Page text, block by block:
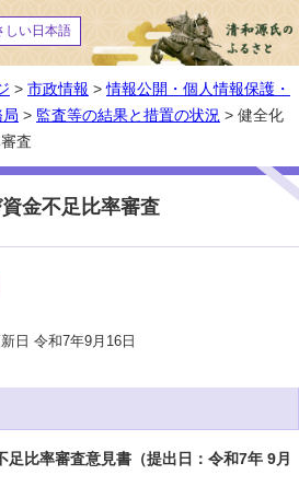
しい日本語
> 市政情報 >情報公開・個人情報保護・
> 監査等の結果と措置の状況 > 健全化
査
金不足比率審査
日 令和7年9月16日
足比率審査意見書（提出日：令和7年 9月